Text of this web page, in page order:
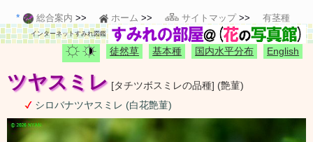
総合案内 ホーム サイトマップ 有茎種
インターネットすみれ図鑑
English
国内水平分布
基本種
徒然草
ツヤスミレ [タチツボスミレの品種] (艶菫)
シロバナツヤスミレ (白花艶菫)